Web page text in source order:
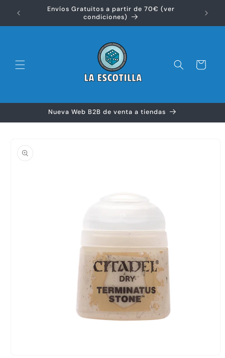
directamenteEnvíos Gratuitos a partir de 70€ (ver
condiciones)
Carrito
Nueva Web B2B de venta a tiendas
información